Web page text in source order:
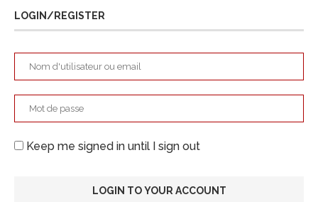
LOGIN/REGISTER
Keep me signed in until I sign out